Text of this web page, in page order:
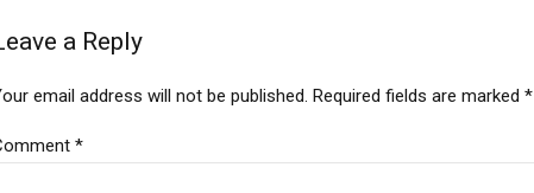
a Reply
email address will not be published. Required fields are marked *
*